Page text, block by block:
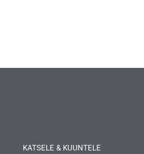
KATSELE & KUUNTELE